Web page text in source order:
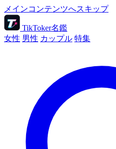
メインコンテンツへスキップ
TikToker名鑑
女性 男性 カップル 特集